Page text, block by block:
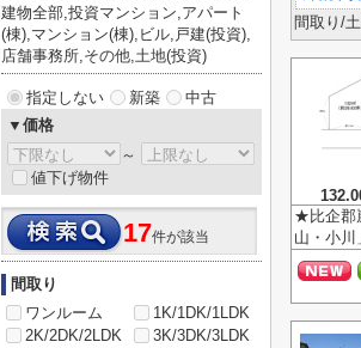
間取り/
★比企郡
山・小
建物全部,投資マンション,アパート
(棟),マンション(棟),ビル,戸建(投資),
店舗事務所,その他,土地(投資)
指定しない 新築
中古
▼価格
～
値下げ物件
17件が該当
間取り
ワンルーム
1K/1DK/1LDK
2K/2DK/2LDK
3K/3DK/3LDK